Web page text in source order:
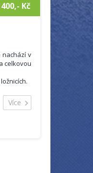
Kč
nachází v
celkovou
nádobí,
Více